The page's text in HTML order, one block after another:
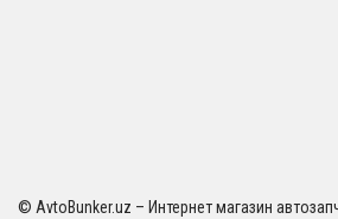
© AvtoBunker.uz – Интернет магазин